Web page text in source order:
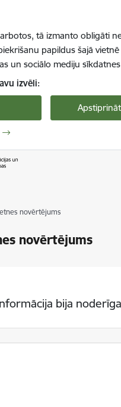
tā izmanto obligāti
papildus šajā
un sociālo mediju
izvēli:
novērtējums
novērtējums
bija
bija noderīga?